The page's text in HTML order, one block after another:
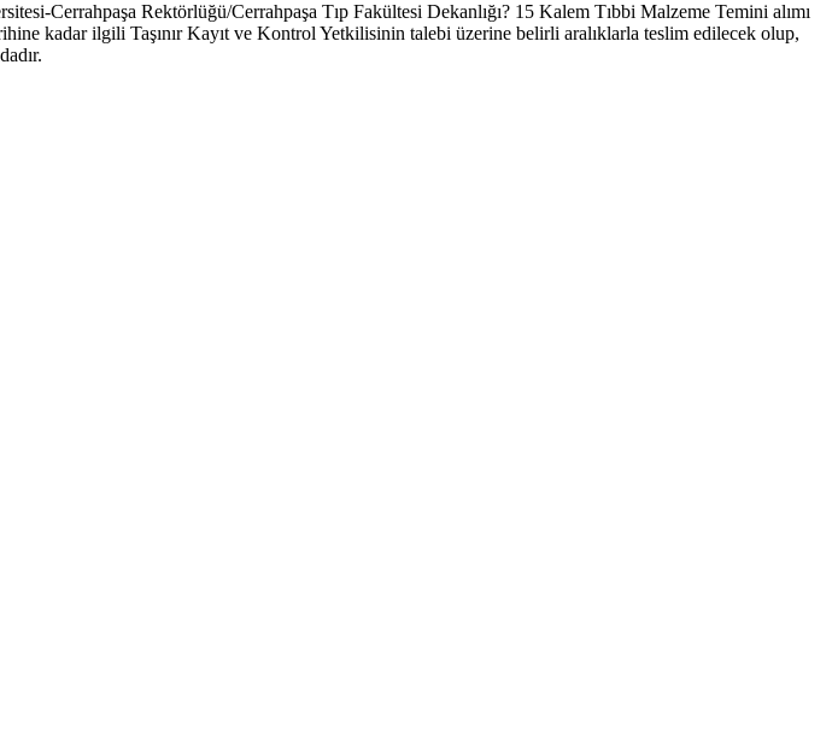
Cerrahpaşa Rektörlüğü/Cerrahpaşa Tıp Fakültesi Dekanlığı? 15 Kalem Tıbbi Malzeme Temini alımı
kadar ilgili Taşınır Kayıt ve Kontrol Yetkilisinin talebi üzerine belirli aralıklarla teslim edilecek olup,